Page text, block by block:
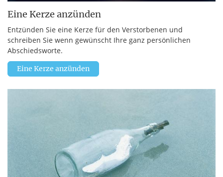
Eine Kerze anzünden
Entzünden Sie eine Kerze für den Verstorbenen und
schreiben Sie wenn gewünscht Ihre ganz persönlichen
Abschiedsworte.
Eine Kerze anzünden